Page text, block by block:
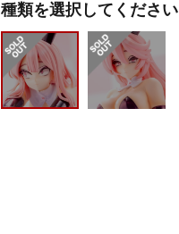
種類を選択してください